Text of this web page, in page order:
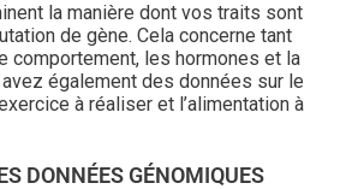
la manière dont vos traits sont
de gène. Cela concerne tant
comportement, les hormones et la
également des données sur le
à réaliser et l’alimentation à
DONNÉES GÉNOMIQUES